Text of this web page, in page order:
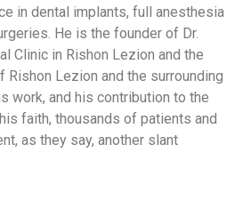
in dental implants, full anesthesia
He is the founder of Dr.
Clinic in Rishon Lezion and the
Rishon Lezion and the surrounding
work, and his contribution to the
faith, thousands of patients and
as they say, another slant.